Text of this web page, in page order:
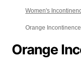
Women's
Orange
Orange